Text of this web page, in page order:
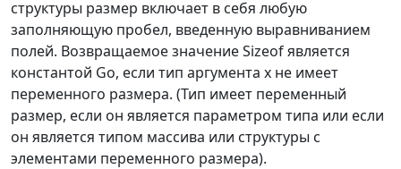
структуры размер включает в себя любую
заполняющую пробел, введенную выравниванием
полей. Возвращаемое значение Sizeof является
константой Go, если тип аргумента x не имеет
переменного размера. (Тип имеет переменный
размер, если он является параметром типа или если
он является типом массива или структуры с
элементами переменного размера).